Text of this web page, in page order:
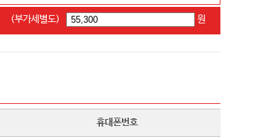
(부가세별도) 원
휴대폰번호